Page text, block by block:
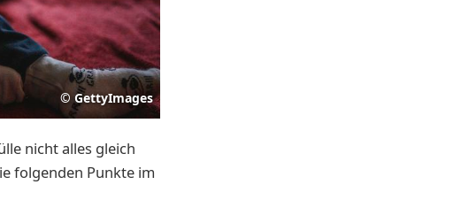
© GettyImages
nicht alles gleich
folgenden Punkte im